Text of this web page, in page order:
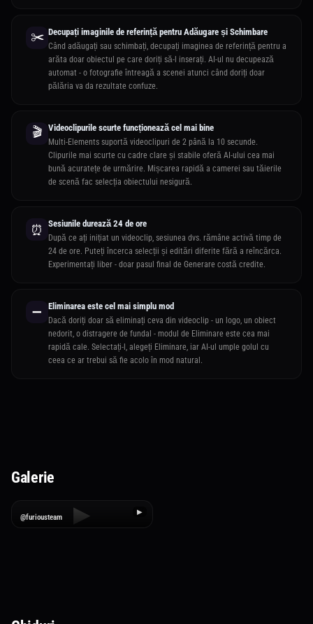
✂️ Decupați imaginile de referință pentru Adăugare și Schimbare
Când adăugați sau schimbați, decupați imaginea de referință pentru a
arăta doar obiectul pe care doriți să-l inserați. AI-ul nu decupează
automat - o fotografie întreagă a scenei atunci când doriți doar
pălăria va da rezultate confuze.
🎬 Videoclipurile scurte funcționează cel mai bine
Multi-Elements suportă videoclipuri de 2 până la 10 secunde.
Clipurile mai scurte cu cadre clare și stabile oferă AI-ului cea mai
bună acuratețe de urmărire. Mișcarea rapidă a camerei sau tăierile
de scenă fac selecția obiectului nesigură.
⏰ Sesiunile durează 24 de ore
După ce ați inițiat un videoclip, sesiunea dvs. rămâne activă timp de
24 de ore. Puteți încerca selecții și editări diferite fără a reîncărca.
Experimentați liber - doar pasul final de Generare costă credite.
➖ Eliminarea este cel mai simplu mod
Dacă doriți doar să eliminați ceva din videoclip - un logo, un obiect
nedorit, o distragere de fundal - modul de Eliminare este cea mai
rapidă cale. Selectați-l, alegeți Eliminare, iar AI-ul umple golul cu
ceea ce ar trebui să fie acolo în mod natural.
Galerie
▶ ▶
@furiousteam